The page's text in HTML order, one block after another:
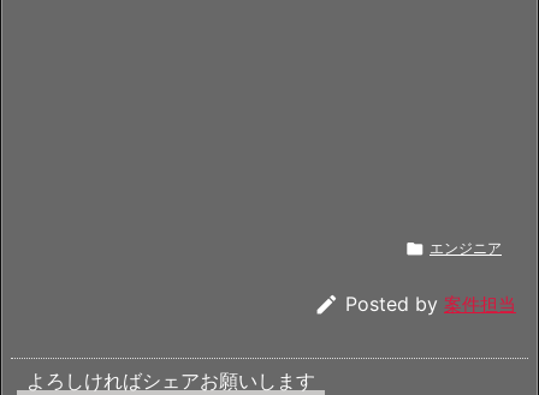
 エンジニア
 Posted by 案件担当
よろしければシェアお願いします